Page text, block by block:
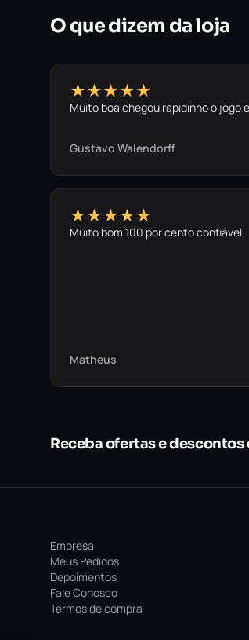
O que dizem da loja
★★★★★
Muito boa chegou rapidinho o jogo
Gustavo Walendorff
★★★★★
Muito bom 100 por cento confiável
Matheus
Receba ofertas e
Empresa
Meus Pedidos
Depoimentos
Fale Conosco
Termos de compra